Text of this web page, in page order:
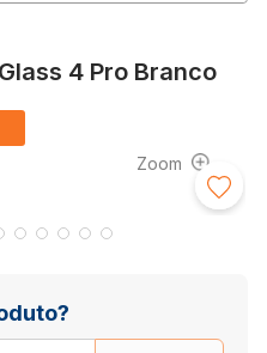
4 Pro Branco